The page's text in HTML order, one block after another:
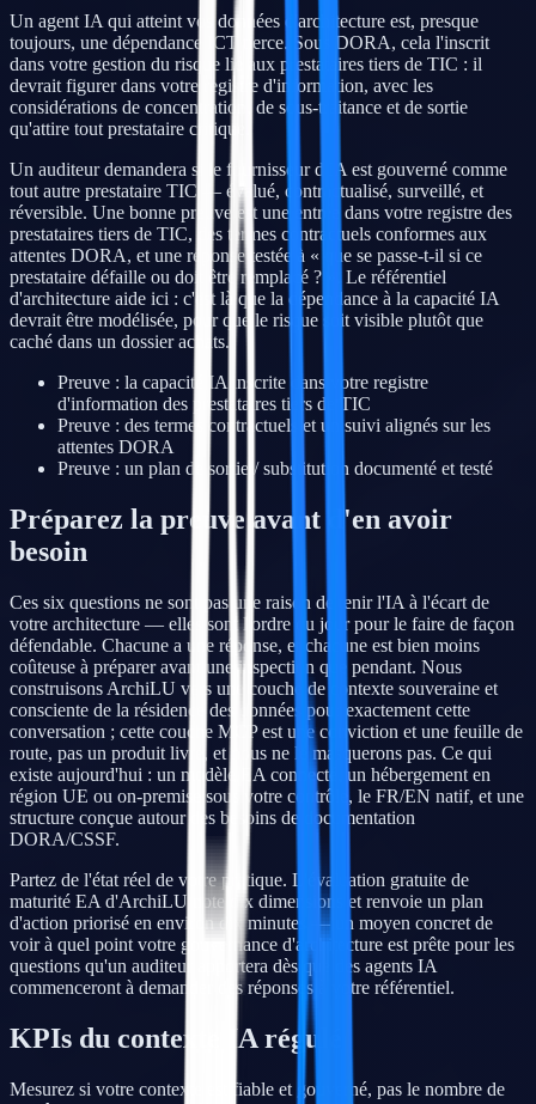
Un agent IA qui atteint vos données d'architecture est, presque
toujours, une dépendance ICT tierce. Sous DORA, cela l'inscrit
dans votre gestion du risque lié aux prestataires tiers de TIC : il
devrait figurer dans votre registre d'information, avec les
considérations de concentration, de sous-traitance et de sortie
qu'attire tout prestataire critique.
Un auditeur demandera si le fournisseur d'IA est gouverné comme
tout autre prestataire TIC — évalué, contractualisé, surveillé, et
réversible. Une bonne preuve est une entrée dans votre registre des
prestataires tiers de TIC, des termes contractuels conformes aux
attentes DORA, et une réponse testée à « que se passe-t-il si ce
prestataire défaille ou doit être remplacé ? ». Le référentiel
d'architecture aide ici : c'est là que la dépendance à la capacité IA
devrait être modélisée, pour que le risque soit visible plutôt que
caché dans un dossier achats.
Preuve : la capacité IA inscrite dans votre registre
d'information des prestataires tiers de TIC
Preuve : des termes contractuels et un suivi alignés sur les
attentes DORA
Preuve : un plan de sortie / substitution documenté et testé
Préparez la preuve avant d'en avoir
besoin
Ces six questions ne sont pas une raison de tenir l'IA à l'écart de
votre architecture — elles sont l'ordre du jour pour le faire de façon
défendable. Chacune a une réponse, et chacune est bien moins
coûteuse à préparer avant une inspection que pendant. Nous
construisons ArchiLU vers une couche de contexte souveraine et
consciente de la résidence des données pour exactement cette
conversation ; cette couche MCP est une conviction et une feuille de
route, pas un produit livré, et nous ne le masquerons pas. Ce qui
existe aujourd'hui : un modèle EA connecté, un hébergement en
région UE ou on-premise sous votre contrôle, le FR/EN natif, et une
structure conçue autour des besoins de documentation
DORA/CSSF.
Partez de l'état réel de votre pratique. L'évaluation gratuite de
maturité EA d'ArchiLU note dix dimensions et renvoie un plan
d'action priorisé en environ dix minutes — un moyen concret de
voir à quel point votre gouvernance d'architecture est prête pour les
questions qu'un auditeur apportera dès que des agents IA
commenceront à demander des réponses à votre référentiel.
KPIs du contexte IA régulé
Mesurez si votre contexte est fiable et gouverné, pas le nombre de